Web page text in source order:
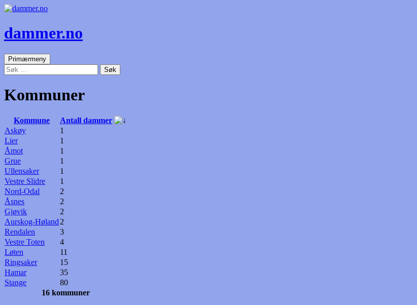
dammer.no
SøkPrimærmeny Gå
til
innhold
Søk
etter:
Kommuner
Kommune Antall dammer
16 kommuner
Askøy
1
Lier
1
Åmot
1
Grue
1
Ullensaker
1
Vestre Slidre
1
Nord-Odal
2
Åsnes
2
Gjøvik
2
Aurskog-Høland 2
Rendalen
3
Vestre Toten
4
Løten
11
Ringsaker
15
Hamar
35
Stange
80